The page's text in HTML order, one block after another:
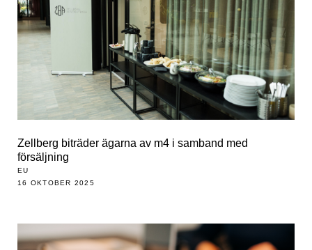
Zellberg biträder ägarna av m4 i samband med
försäljning
EU
16 OKTOBER 2025